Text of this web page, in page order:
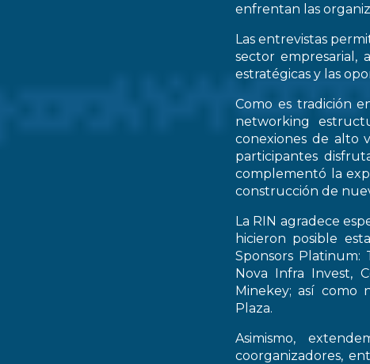
enfrentan las
Las entrevistas
sector empresarial,
estratégicas y las
Como es tradición
networking
conexiones de alto
participantes
complementó la
construcción de
La RIN agradece
hicieron posible
Sponsors Platinum:
Nova Infra Invest,
Minekey; así como
Plaza.
Asimismo,
coorganizadores,